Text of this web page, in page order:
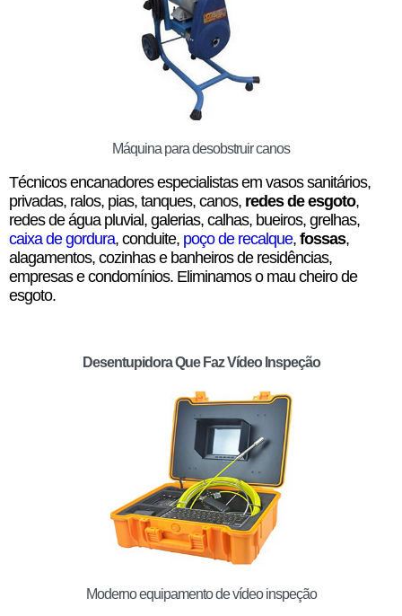
Máquina para desobstruir canos
Técnicos encanadores especialistas em vasos sanitários,
privadas, ralos, pias, tanques, canos, redes de esgoto,
redes de água pluvial, galerias, calhas, bueiros, grelhas,
caixa de gordura, conduite, poço de recalque, fossas,
alagamentos, cozinhas e banheiros de residências,
empresas e condomínios. Eliminamos o mau cheiro de
esgoto.
Desentupidora Que Faz Vídeo Inspeção
Moderno equipamento de vídeo inspeção